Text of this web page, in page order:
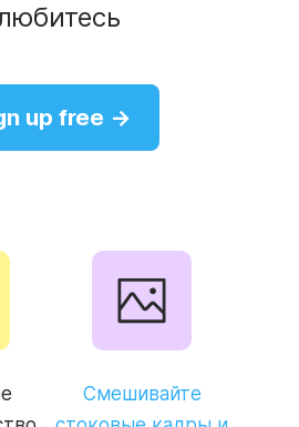
up free →
Смешивайте